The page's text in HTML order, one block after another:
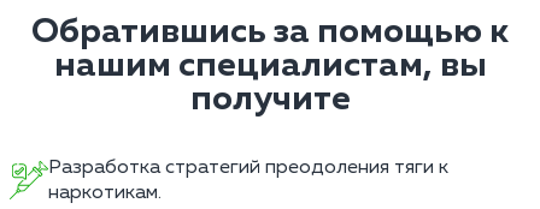
Обратившись за помощью к
нашим специалистам, вы
получите
Разработка стратегий преодоления тяги к
наркотикам.